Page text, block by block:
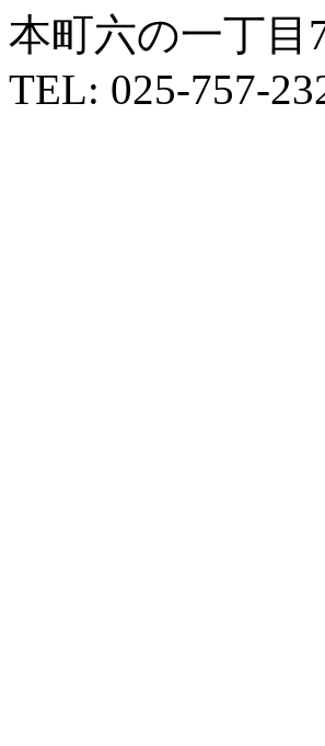
本町六の一丁目
TEL: 025-757-